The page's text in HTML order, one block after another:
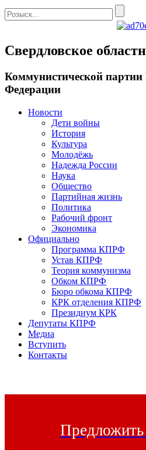
Свердловское
Коммунистической партии
Федерации
Новости
Дети войны
История
Культура
Молодёжь
Надежда России
Наука
Общество
Партийная жизнь
Политика
Рабочий фронт
Экономика
Официально
Программа КПРФ
Устав КПРФ
Теория коммунизма
Обком КПРФ
Бюро обкома КПРФ
КРК отделения КПРФ
Президиум КРК
Депутаты КПРФ
Медиа
Вступить
Контакты
Предложить